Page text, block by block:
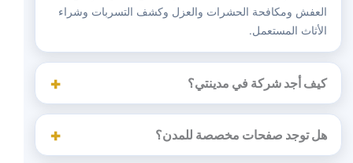
العفش ومكافحة الحشرات والعزل وكشف التسربات وشراء
الأثاث المستعمل.
كيف أجد شركة في مدينتي؟
هل توجد صفحات مخصصة للمدن؟